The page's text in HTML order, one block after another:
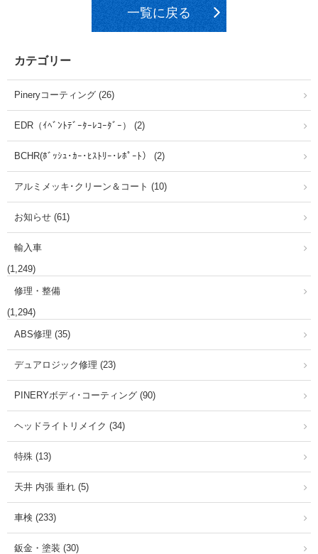
一覧に戻る
カテゴリー
Pineryコーティング (26)
EDR（ｲﾍﾞﾝﾄﾃﾞｰﾀｰﾚｺｰﾀﾞｰ） (2)
BCHR(ﾎﾞｯｼｭ･ｶｰ･ﾋｽﾄﾘｰ･ﾚﾎﾟｰﾄ） (2)
アルミメッキ･クリーン＆コート (10)
お知らせ (61)
輸入車
(1,249)
修理・整備
(1,294)
ABS修理 (35)
デュアロジック修理 (23)
PINERYボディ･コーティング (90)
ヘッドライトリメイク (34)
特殊 (13)
天井 内張 垂れ (5)
車検 (233)
鈑金・塗装 (30)